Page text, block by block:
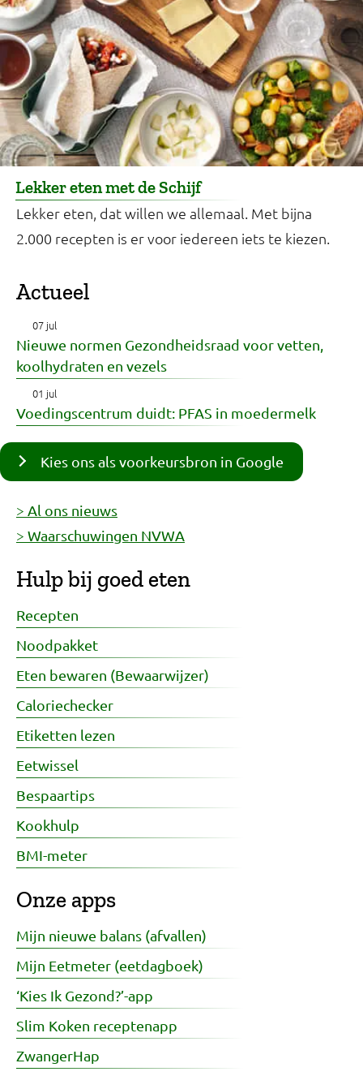
Lekker eten met de Schijf
Lekker eten, dat willen we allemaal. Met bijna
2.000 recepten is er voor iedereen iets te kiezen.
Actueel
07 jul
Nieuwe normen Gezondheidsraad voor vetten,
koolhydraten en vezels
01 jul
Voedingscentrum duidt: PFAS in moedermelk
Kies ons als voorkeursbron in Google
> Al ons nieuws
> Waarschuwingen NVWA
Hulp bij goed eten
Recepten
Noodpakket
Eten bewaren (Bewaarwijzer)
Caloriechecker
Etiketten lezen
Eetwissel
Bespaartips
Kookhulp
BMI-meter
Onze apps
Mijn nieuwe balans (afvallen)
Mijn Eetmeter (eetdagboek)
‘Kies Ik Gezond?’-app
Slim Koken receptenapp
ZwangerHap